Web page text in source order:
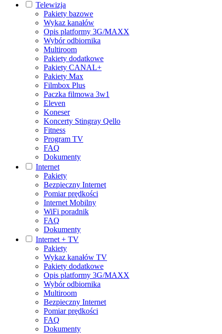
Telewizja
Pakiety bazowe
Wykaz kanałów
Opis platformy 3G/MAXX
Wybór odbiornika
Multiroom
Pakiety dodatkowe
Pakiety CANAL+
Pakiety Max
Filmbox Plus
Paczka filmowa 3w1
Eleven
Koneser
Koncerty Stingray Qello
Fitness
Program TV
FAQ
Dokumenty
Internet
Pakiety
Bezpieczny Internet
Pomiar prędkości
Internet Mobilny
WiFi poradnik
FAQ
Dokumenty
Internet + TV
Pakiety
Wykaz kanałów TV
Pakiety dodatkowe
Opis platformy 3G/MAXX
Wybór odbiornika
Multiroom
Bezpieczny Internet
Pomiar prędkości
FAQ
Dokumenty